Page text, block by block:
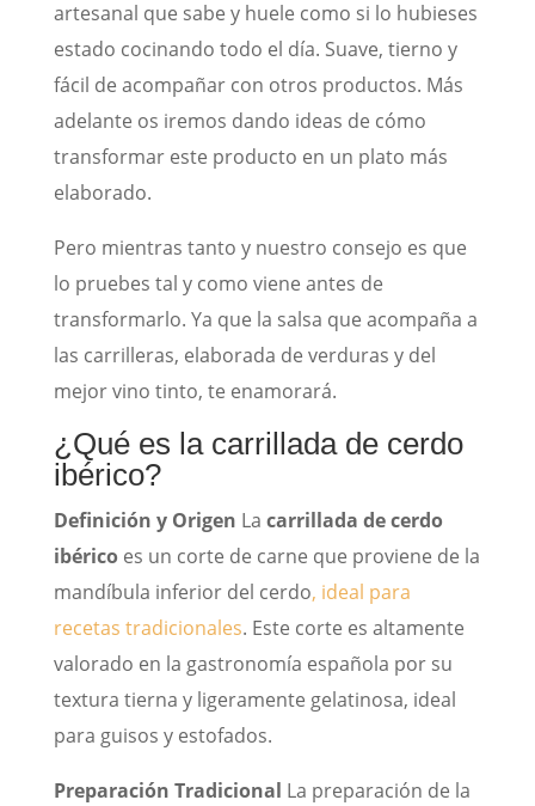
artesanal que sabe y huele como si lo hubieses
estado cocinando todo el día. Suave, tierno y
fácil de acompañar con otros productos. Más
adelante os iremos dando ideas de cómo
transformar este producto en un plato más
elaborado.
Pero mientras tanto y nuestro consejo es que
lo pruebes tal y como viene antes de
transformarlo. Ya que la salsa que acompaña a
las carrilleras, elaborada de verduras y del
mejor vino tinto, te enamorará.
¿Qué es la carrillada de cerdo
ibérico?
Definición y Origen La carrillada de cerdo
ibéricoes un corte de carne que proviene de la
mandíbula inferior del cerdo, ideal para
recetas tradicionales. Este corte es altamente
valorado en la gastronomía española por su
textura tierna y ligeramente gelatinosa, ideal
para guisos y estofados.
Preparación Tradicional La preparación de la